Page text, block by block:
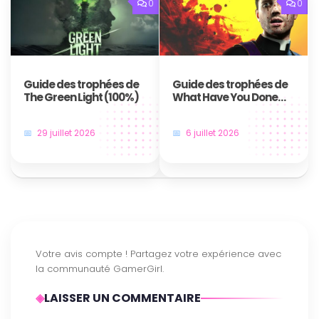
You have reached the « Surprise Weekend »
You have unlocked all TIPS
0
Guide des trophées de
The Green Light (100%)
29 juillet 2026
0
Guide des trophées de
What Have You Done
6 juillet 2026
LAISSER UN COMMENTAIRE